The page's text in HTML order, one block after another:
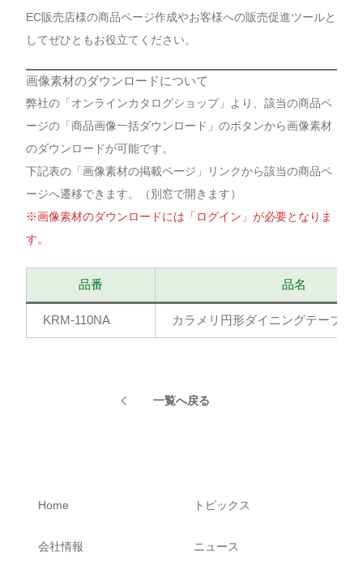
EC販売店様の商品ページ作成やお客様への販売促進ツールと
してぜひともお役立てください。
画像素材のダウンロードについて
弊社の「オンラインカタログショップ」より、該当の商品ペ
ージの「商品画像一括ダウンロード」のボタンから画像素材
のダウンロードが可能です。
下記表の「画像素材の掲載ページ」リンクから該当の商品ペ
ージへ遷移できます。（別窓で開きます）
※画像素材のダウンロードには「ログイン」が必要となりま
す。
品番 品名
KRM-110NA カラメリ円形ダイニングテーブル
一覧へ戻る
Home
会社情報
トピックス
ニュース